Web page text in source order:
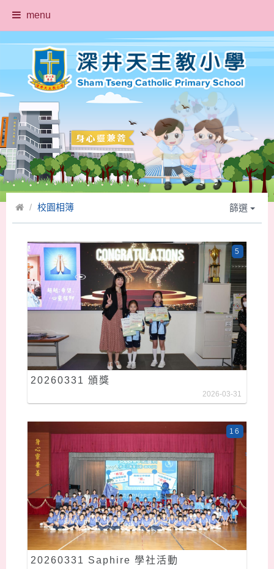
menu
校園相簿 篩選
20260331 頒獎
5
2026-03-31
20260331 Saphire 學社活動
16